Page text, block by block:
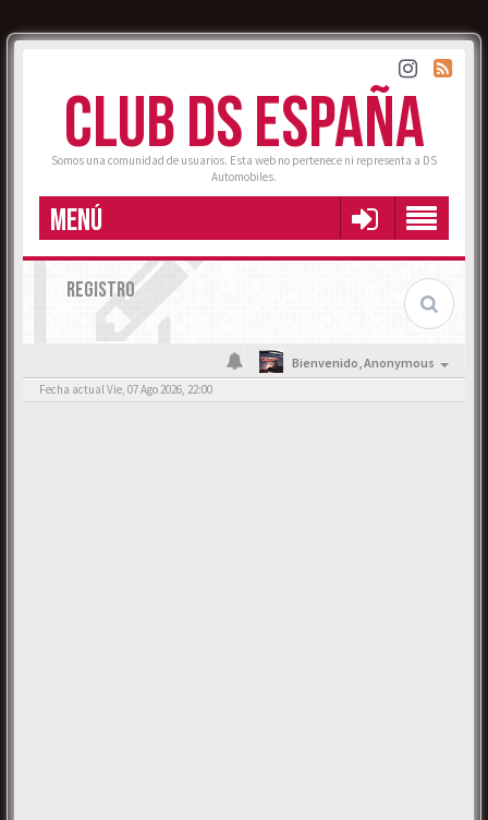
CLUB DS ESPAÑA
Somos una comunidad de usuarios. Esta web no pertenece ni representa a DS
Automobiles.
MENÚ
REGISTRO
Bienvenido,Anonymous
Fecha actual Vie, 07 Ago 2026, 22:00